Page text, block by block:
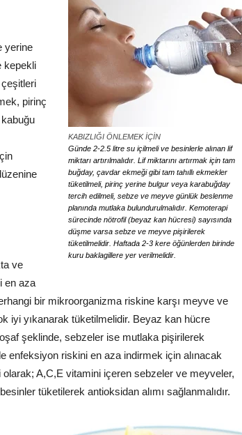
KABIZLIĞI ÖNLEMEK İÇİN
Günde 2-2.5 litre su içilmeli ve besinlerle alınan lif
miktarı artırılmalıdır. Lif miktarını artırmak için tam
buğday, çavdar ekmeği gibi tam tahıllı ekmekler
tüketilmeli, pirinç yerine bulgur veya karabuğday
tercih edilmeli, sebze ve meyve günlük beslenme
planında mutlaka bulundurulmalıdır. Kemoterapi
sürecinde nötrofil (beyaz kan hücresi) sayısında
düşme varsa sebze ve meyve pişirilerek
tüketilmelidir. Haftada 2-3 kere öğünlerden birinde
kuru baklagillere yer verilmelidir.
yerine
kepekli
pirinç
ve
en aza
bir mikroorganizma riskine karşı meyve ve
iyi yıkanarak tüketilmelidir. Beyaz kan hücre
şeklinde, sebzeler ise mutlaka pişirilerek
enfeksiyon riskini en aza indirmek için alınacak
olarak; A,C,E vitamini içeren sebzeler ve meyveler,
tüketilerek antioksidan alımı sağlanmalıdır.